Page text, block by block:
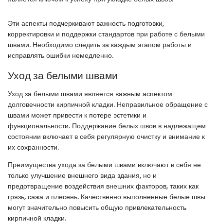
Эти аспекты подчеркивают важность подготовки,
корректировки и поддержки стандартов при работе с белыми
швами. Необходимо следить за каждым этапом работы и
исправлять ошибки немедленно.
Уход за белыми швами
Уход за белыми швами является важным аспектом
долговечности кирпичной кладки. Неправильное обращение с
швами может привести к потере эстетики и
функциональности. Поддержание белых швов в надлежащем
состоянии включает в себя регулярную очистку и внимание к
их сохранности.
Преимущества ухода за белыми швами включают в себя не
только улучшение внешнего вида здания, но и
предотвращение воздействия внешних факторов, таких как
грязь, сажа и плесень. Качественно выполненные белые швы
могут значительно повысить общую привлекательность
кирпичной кладки.